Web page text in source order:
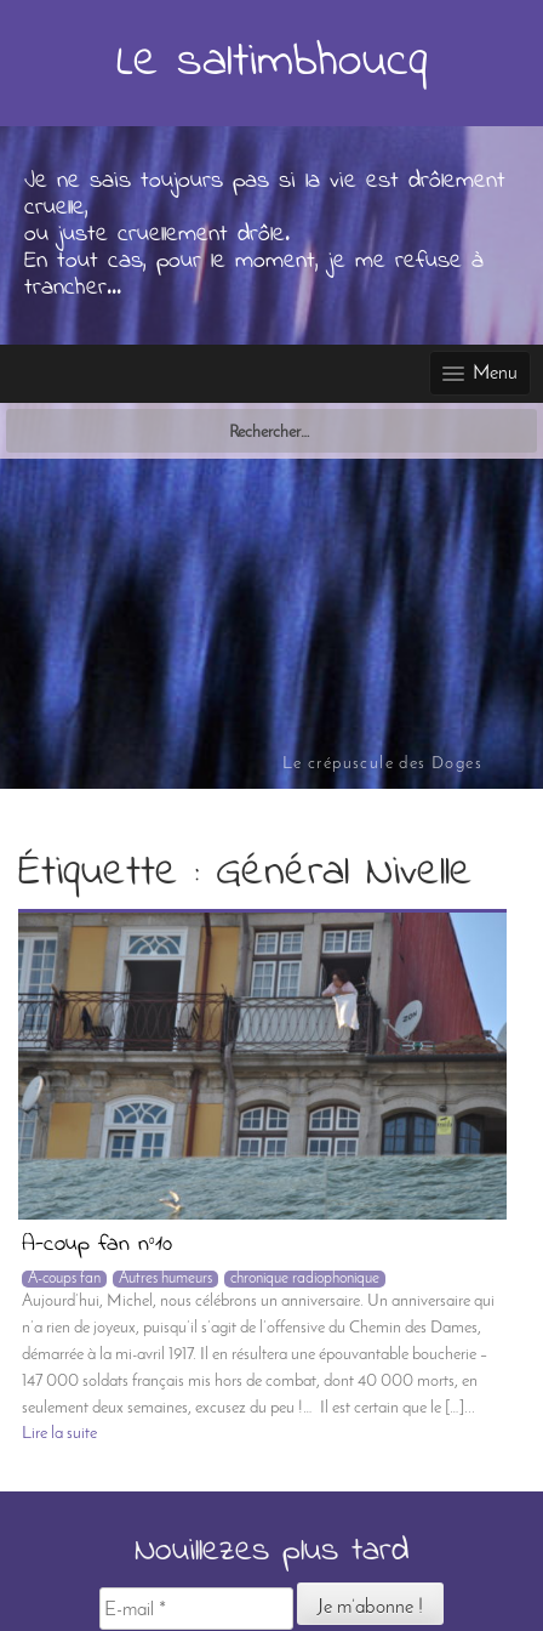
Le crépuscule des Doges
Le saltimbhoucq
Je ne sais toujours pas si la vie est drôlement
cruelle,
ou juste cruellement drôle.
En tout cas, pour le moment, je me refuse à
trancher...
Menu
Étiquette : Général Nivelle
A-coup fan n°10
A-coups fan Autres humeurs chronique radiophonique
Aujourd’hui, Michel, nous célébrons un anniversaire. Un anniversaire qui
n’a rien de joyeux, puisqu’il s’agit de l’offensive du Chemin des Dames,
démarrée à la mi-avril 1917. Il en résultera une épouvantable boucherie –
147 000 soldats français mis hors de combat, dont 40 000 morts, en
seulement deux semaines, excusez du peu !… Il est certain que le […]...
Lire la suite
Nouillezes plus tard
E-
mail